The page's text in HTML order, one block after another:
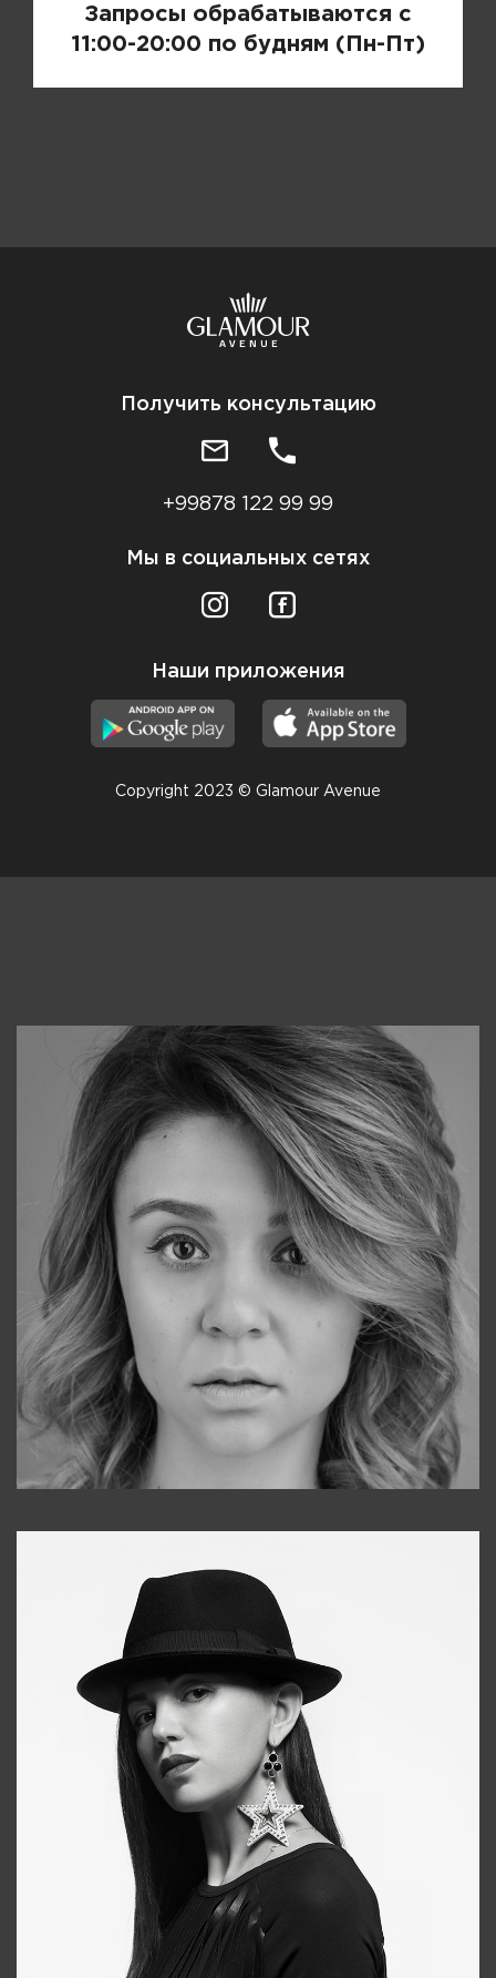
Запросы обрабатываются с
11:00-20:00 по будням (Пн-Пт)
Получить консультацию
+99878 122 99 99
Мы в социальных сетях
Наши приложения
Copyright 2023 © Glamour Avenue